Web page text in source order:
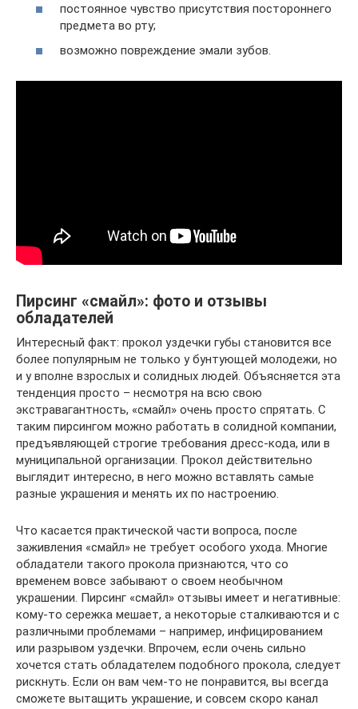
постоянное чувство присутствия постороннего
предмета во рту;
возможно повреждение эмали зубов.
Пирсинг «смайл»: фото и отзывы
обладателей
Интересный факт: прокол уздечки губы становится все
более популярным не только у бунтующей молодежи, но
и у вполне взрослых и солидных людей. Объясняется эта
тенденция просто – несмотря на всю свою
экстравагантность, «смайл» очень просто спрятать. С
таким пирсингом можно работать в солидной компании,
предъявляющей строгие требования дресс-кода, или в
муниципальной организации. Прокол действительно
выглядит интересно, в него можно вставлять самые
разные украшения и менять их по настроению.
Что касается практической части вопроса, после
заживления «смайл» не требует особого ухода. Многие
обладатели такого прокола признаются, что со
временем вовсе забывают о своем необычном
украшении. Пирсинг «смайл» отзывы имеет и негативные:
кому-то сережка мешает, а некоторые сталкиваются и с
различными проблемами – например, инфицированием
или разрывом уздечки. Впрочем, если очень сильно
хочется стать обладателем подобного прокола, следует
рискнуть. Если он вам чем-то не понравится, вы всегда
сможете вытащить украшение, и совсем скоро канал